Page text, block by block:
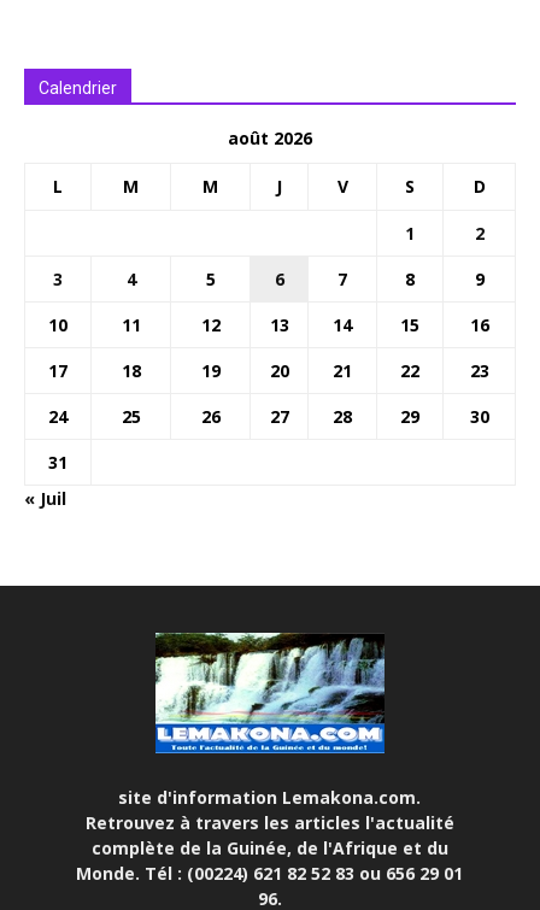
Calendrier
août 2026
L M M J V S D
1
2
3
4 5 6 7 8
9
10
11 12 13 14 15
16
17
18 19 20 21 22
23
24
25 26 27 28 29
30
31
« Juil
site d'information Lemakona.com.
Retrouvez à travers les articles l'actualité
complète de la Guinée, de l'Afrique et du
Monde. Tél : (00224) 621 82 52 83 ou 656 29 01
96.